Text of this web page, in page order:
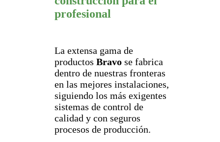
profesional
La extensa gama de
productosBravo se fabrica
dentro de nuestras fronteras
en las mejores instalaciones,
siguiendo los más exigentes
sistemas de control de
calidad y con seguros
procesos de producción.